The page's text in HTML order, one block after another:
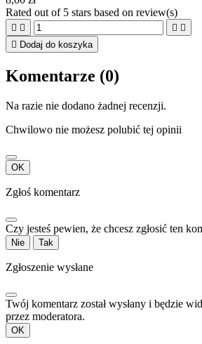
Rated out of 5 stars based on review(s)
   
 Dodaj do koszyka
Komentarze (0)
Na razie nie dodano żadnej recenzji.
Chwilowo nie możesz polubić tej opinii
OK
Zgłoś komentarz
Czy jesteś pewien, że chcesz zgłosić ten
Nie Tak
Zgłoszenie wysłane
Twój komentarz został wysłany i będzie
przez moderatora.
OK